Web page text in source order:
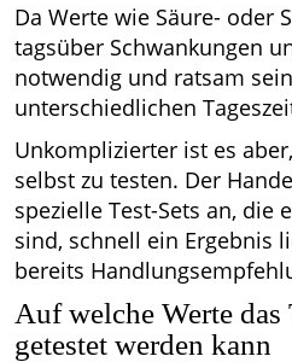
Da Werte wie Säure- oder
tagsüber Schwankungen
notwendig und ratsam
unterschiedlichen
Unkomplizierter ist es
selbst zu testen. Der
spezielle Test-Sets an, die
sind, schnell ein Ergebnis
bereits
Auf welche Werte das
getestet werden kann